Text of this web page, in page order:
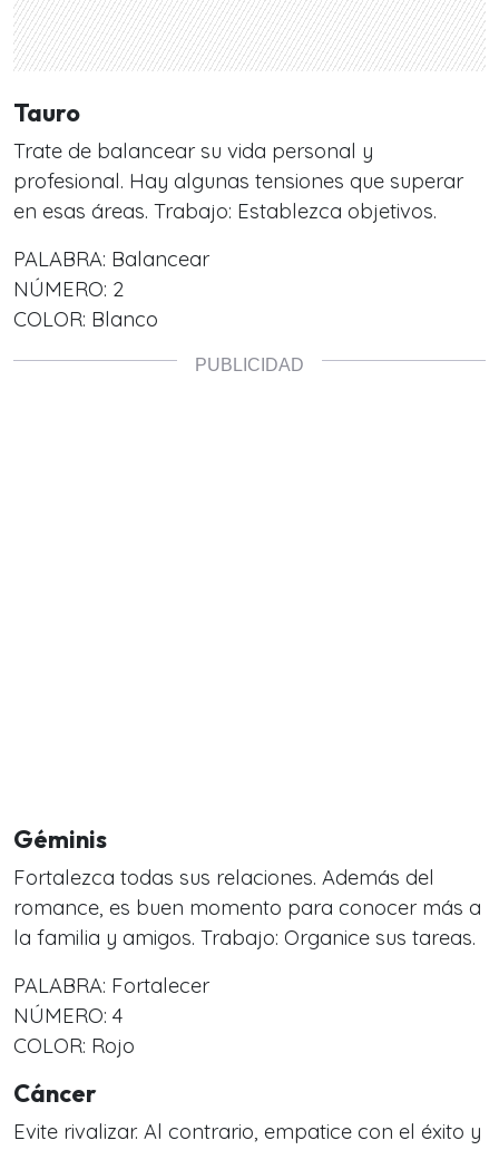
Tauro
Trate de balancear su vida personal y
profesional. Hay algunas tensiones que superar
en esas áreas. Trabajo: Establezca objetivos.
PALABRA: Balancear
NÚMERO: 2
COLOR: Blanco
Géminis
Fortalezca todas sus relaciones. Además del
romance, es buen momento para conocer más a
la familia y amigos. Trabajo: Organice sus tareas.
PALABRA: Fortalecer
NÚMERO: 4
COLOR: Rojo
Cáncer
Evite rivalizar. Al contrario, empatice con el éxito y